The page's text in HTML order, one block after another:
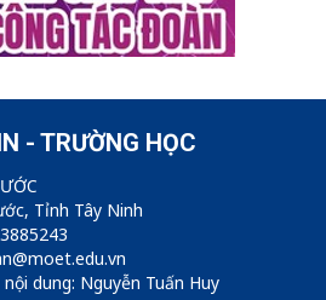
- TRƯỜNG HỌC
Tỉnh Tây Ninh
dung: Nguyễn Tuấn Huy